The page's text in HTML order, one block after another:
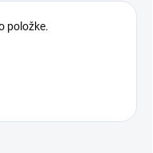
položke.